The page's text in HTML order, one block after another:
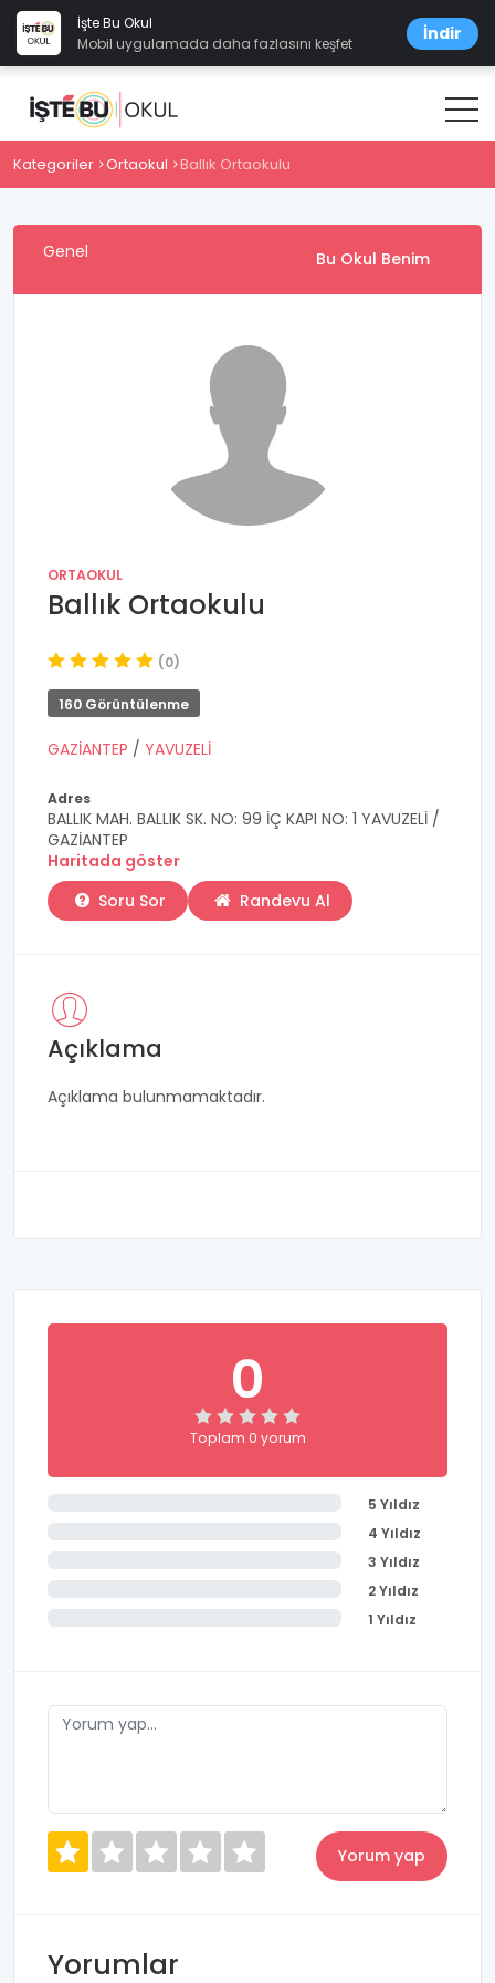
İşte Bu Okul
Mobil uygulamada daha fazlasını keşfet
İndir
Kategoriler Ortaokul Ballık Ortaokulu
Genel Bu Okul Benim
ORTAOKUL
Ballık Ortaokulu
(0)
160 Görüntülenme
GAZİANTEP / YAVUZELİ
Adres
BALLIK MAH. BALLIK SK. NO: 99 İÇ KAPI NO: 1 YAVUZELİ /
GAZİANTEP
Haritada göster
Soru Sor
Randevu Al
Açıklama
Açıklama bulunmamaktadır.
0
Toplam 0 yorum
5 Yıldız
4 Yıldız
3 Yıldız
2 Yıldız
1 Yıldız
Yorumlar